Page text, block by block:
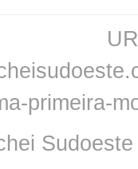
primeira-